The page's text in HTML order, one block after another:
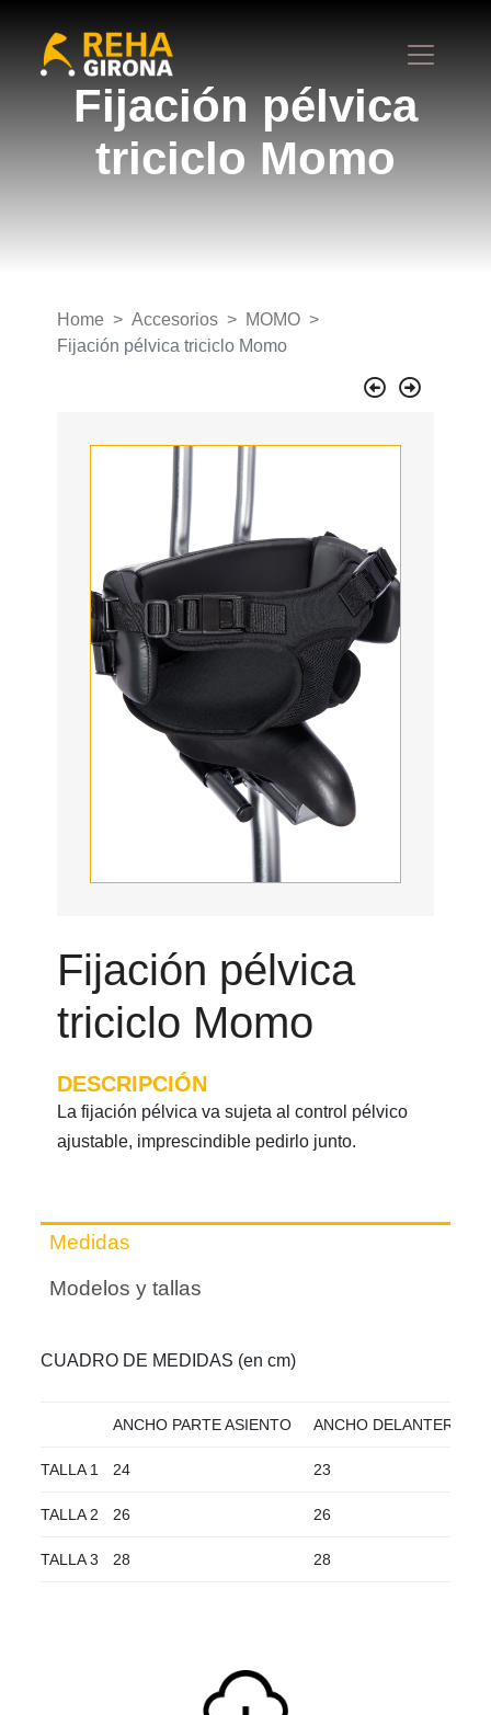
Fijación pélvica
triciclo Momo
Home Accesorios
MOMO
Fijación pélvica triciclo Momo
Fijación pélvica
triciclo Momo
DESCRIPCIÓN
La fijación pélvica va sujeta al control pélvico
ajustable, imprescindible pedirlo junto.
Medidas
Modelos y tallas
CUADRO DE MEDIDAS (en cm)
ANCHO PARTE ASIENTO ANCHO DELANTERO
TALLA 1 24 23
TALLA 2 26 26
TALLA 3 28 28